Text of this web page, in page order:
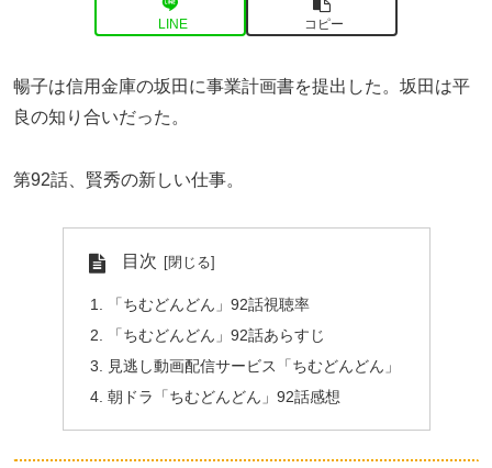
LINE コピー
暢子は信用金庫の坂田に事業計画書を提出した。坂田は平
良の知り合いだった。
第92話、賢秀の新しい仕事。
目次
「ちむどんどん」92話視聴率
「ちむどんどん」92話あらすじ
見逃し動画配信サービス「ちむどんどん」
朝ドラ「ちむどんどん」92話感想